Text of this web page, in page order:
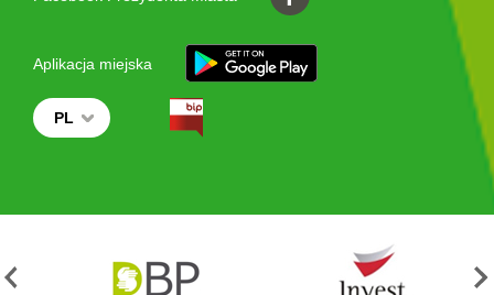
Aplikacja miejska
PL